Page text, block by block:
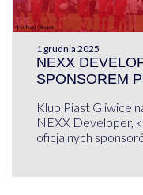
1 grudnia 2025
NEXX
SPONSOREM
Klub Piast Gliwice
NEXX Developer,
oficjalnych